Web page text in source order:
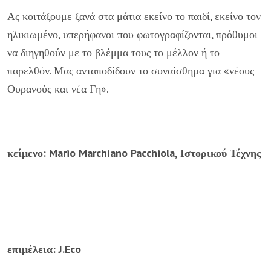
Ας κοιτάξουμε ξανά στα μάτια εκείνο το παιδί, εκείνο τον
ηλικιωμένο, υπερήφανοι που φωτογραφίζονται, πρόθυμοι
να διηγηθούν με το βλέμμα τους το μέλλον ή το
παρελθόν. Μας ανταποδίδουν το συναίσθημα για «νέους
Ουρανούς και νέα Γη».
κείμενο: Mario Marchiano Pacchiola, Ιστορικού Τέχνης
επιμέλεια: J.Eco